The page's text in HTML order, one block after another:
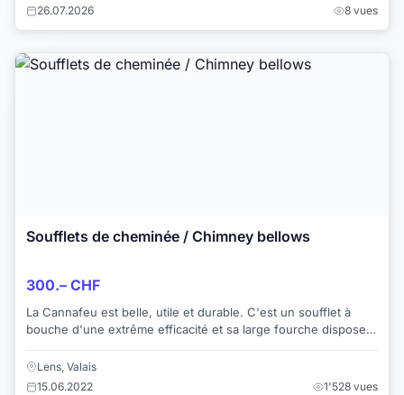
26.07.2026
8 vues
Soufflets de cheminée / Chimney bellows
300.– CHF
La Cannafeu est belle, utile et durable. C'est un soufflet à
bouche d'une extrême efficacité et sa large fourche dispose
Lens, Valais
15.06.2022
1'528 vues